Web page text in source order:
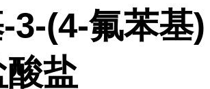
3-(4-氟苯基)
盐